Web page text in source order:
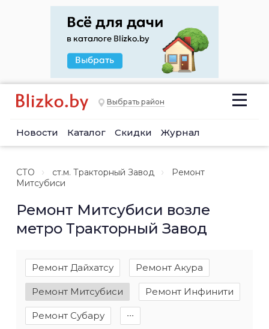
Выбрать район
Новости Каталог Скидки Журнал
СТО ст.м. Тракторный Завод
Ремонт
Митсубиси
Ремонт Митсубиси возле
метро Тракторный Завод
Ремонт Дайхатсу Ремонт Акура
Ремонт Митсубиси Ремонт Инфинити
Ремонт Субару ∙∙∙